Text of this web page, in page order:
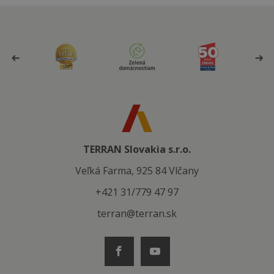
TERRAN Slovakia s.r.o.
Veľká Farma, 925 84 Vlčany
+421 31/779 47 97
terran@terran.sk